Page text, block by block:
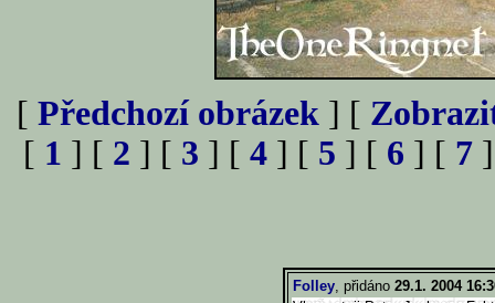
[ Předchozí obrázek ] [
[ 1 ] [ 2 ] [ 3 ] [ 4 ] [ 5 ] [ 6 ] [ 7
Folley, přidáno 29.1. 2004